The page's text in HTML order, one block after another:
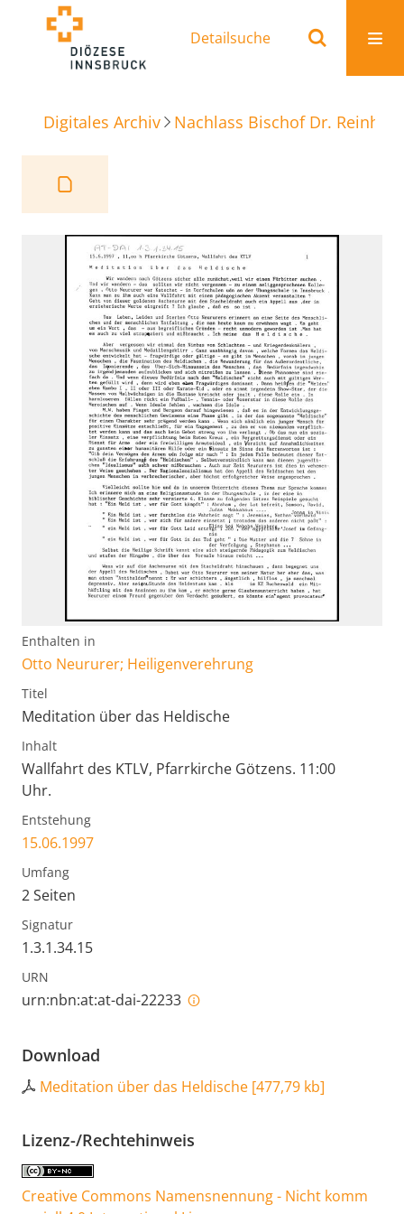
Detailsuche
Digitales Archiv Nachlass Bischof Dr.
Enthalten in
Otto Neururer; Heiligenverehrung
Titel
Meditation über das Heldische
Inhalt
Wallfahrt des KTLV, Pfarrkirche Götzens. 11:00
Uhr.
Entstehung
15.06.1997
Umfang
2 Seiten
Signatur
1.3.1.34.15
URN
urn:nbn:at:at-dai-22233
Download
Meditation über das Heldische [477,79 kb]
Lizenz-/Rechtehinweis
Creative Commons Namensnennung - Nicht komm